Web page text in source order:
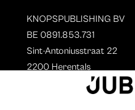
KNOPSPUBLISHING BV
BE 0891.853.731
Sint-Antoniusstraat 22
2200 Herentals